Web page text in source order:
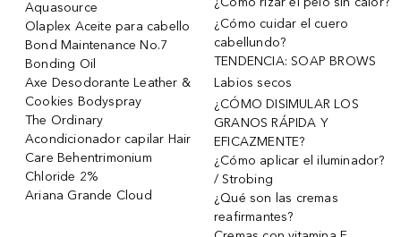
Aquasource
Olaplex Aceite para cabello
Bond Maintenance No.7
Bonding Oil
Axe Desodorante Leather &
Cookies Bodyspray
The Ordinary
Acondicionador capilar Hair
Care Behentrimonium
Chloride 2%
Ariana Grande Cloud
¿Cómo cuidar el cuero
cabellundo?
TENDENCIA: SOAP BROWS
Labios secos
¿CÓMO DISIMULAR LOS
GRANOS RÁPIDA Y
EFICAZMENTE?
¿Cómo aplicar el iluminador?
/ Strobing
¿Qué son las cremas
reafirmantes?